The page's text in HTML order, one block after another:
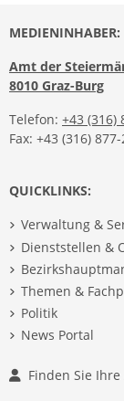
MEDIENINHABER:
Amt der
8010 Graz-Burg
Telefon: +43 (316)
Fax: +43 (316)
QUICKLINKS:
Verwaltung &
Dienststellen &
Themen &
Politik
News Portal
Finden Sie